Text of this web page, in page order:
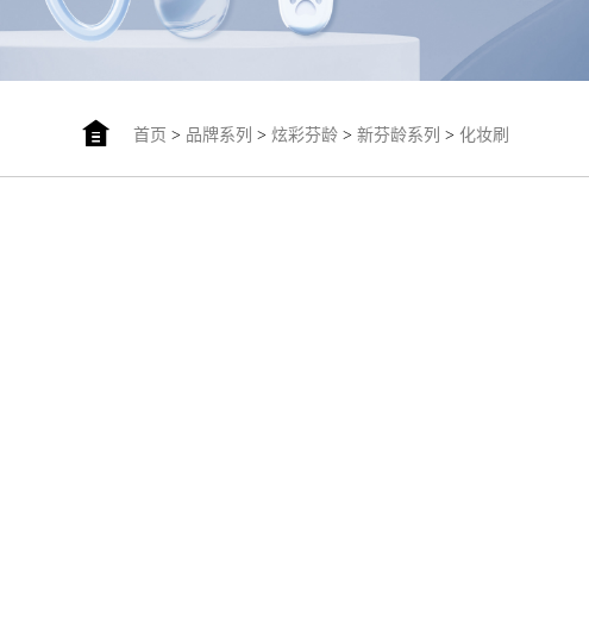
首页 > 品牌系列 > 炫彩芬龄> 新芬龄系列 > 化妆刷